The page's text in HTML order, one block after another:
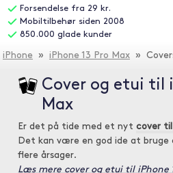
Forsendelse fra 29 kr.
Mobiltilbehør siden 2008
850.000 glade kunder
iPhone » iPhone 13 Pro Max »
Cover og etui til
Max
Er det på tide med et nyt cover til
Det kan være en god ide at bruge
flere årsager.
Læs mere cover og etui til iPhone